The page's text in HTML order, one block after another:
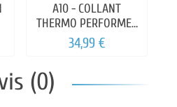
A10 - COLLANT
THERMO PERFORMER
0°C -10°C
34,99 €
(0)